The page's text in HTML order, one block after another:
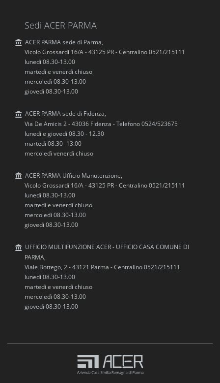
o
Sedi ACER PARMA
ACER PARMA sede di Parma,
Vicolo Grossardi 16/A - 43125 PR - Centralino 0521/215111
lunedì 08.30-13.00
martedì e venerdì chiuso
mercoledì 08.30-13.00
giovedì 08.30-13.00
ACER PARMA sede di Fidenza,
Via De Amicis 2 - 43036 Fidenza - Telefono 0524/523675
lunedì e giovedi 08.30 - 12.30
martedì 08.30 -13.00
mercoledì venerdì chiuso
ACER PARMA Ufficio Manutenzione,
Vicolo Grossardi 16/A - 43125 PR - Centralino 0521/215111
lunedì 08.30-13.00
martedì e venerdì chiuso
mercoledì 08.30-13.00
giovedì 08.30-13.00
UFFICIO MULTIFUNZIONE ACER - UFFICIO CASA COMUNE DI
PARMA,
Viale Bottego, 2 - 43121 Parma - Centralino 0521/215111
lunedì 08.30-13.00
martedì e venerdì chiuso
mercoledì 08.30-13.00
giovedì 08.30-13.00